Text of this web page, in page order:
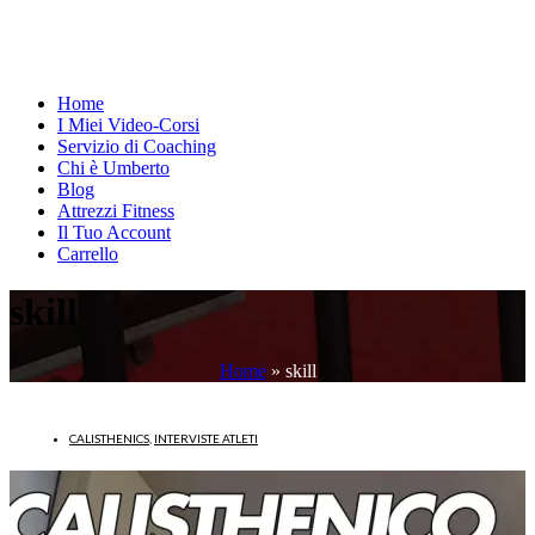
Home
I Miei Video-Corsi
Servizio di Coaching
Chi è Umberto
Blog
Attrezzi Fitness
Il Tuo Account
Carrello
skill
Home» skill
CALISTHENICS INTERVISTE ATLETI